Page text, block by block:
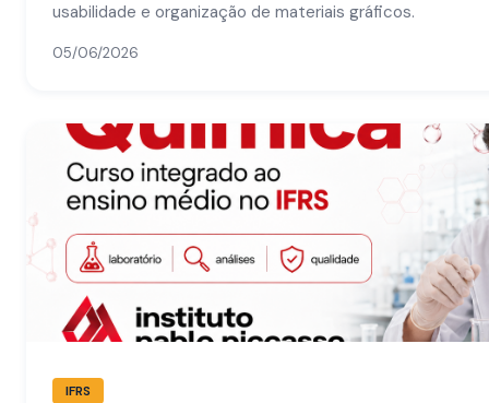
usabilidade e organização de materiais gráficos.
05/06/2026
IFRS